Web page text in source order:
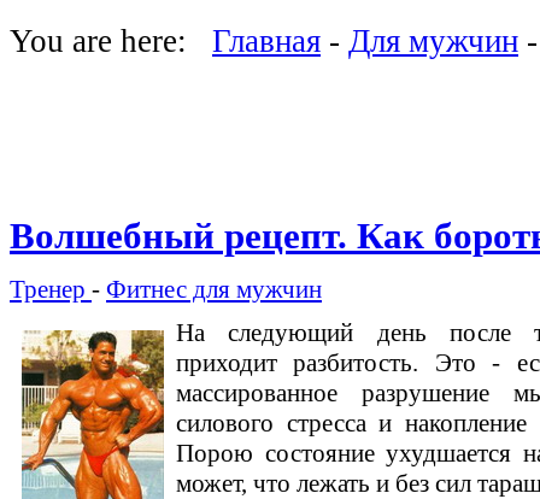
You are here: Главная - Для мужчин
Волшебный рецепт. Как
Тренер - Фитнес для мужчин
На следующий день после
приходит разбитость. Это -
массированное разрушение
силового стресса и
Порою состояние ухудшается
может, что лежать и без сил